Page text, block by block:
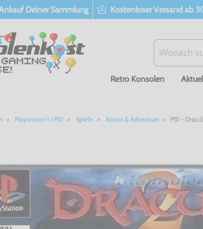
Deiner Sammlung Kostenloser Versand ab
Retro Konsolen
Playstation 1 / PS1 Spiele Action & Adventure PS1 -